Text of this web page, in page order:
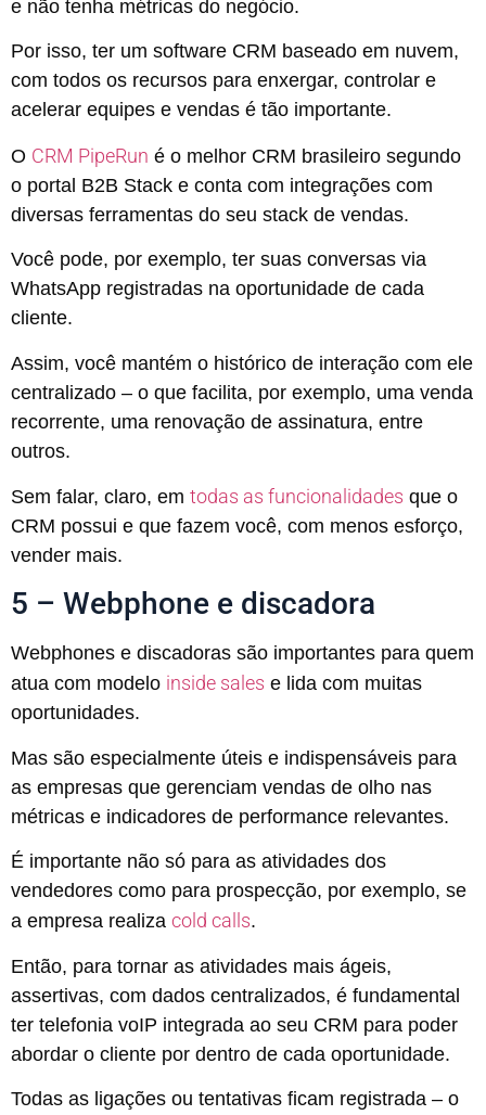
e não tenha métricas do negócio.
Por isso, ter um software CRM baseado em nuvem,
com todos os recursos para enxergar, controlar e
acelerar equipes e vendas é tão importante.
O CRM PipeRun é o melhor CRM brasileiro segundo
o portal B2B Stack e conta com integrações com
diversas ferramentas do seu stack de vendas.
Você pode, por exemplo, ter suas conversas via
WhatsApp registradas na oportunidade de cada
cliente.
Assim, você mantém o histórico de interação com ele
centralizado – o que facilita, por exemplo, uma venda
recorrente, uma renovação de assinatura, entre
outros.
Sem falar, claro, em todas as funcionalidades que o
CRM possui e que fazem você, com menos esforço,
vender mais.
5 – Webphone e discadora
Webphones e discadoras são importantes para quem
atua com modelo inside sales e lida com muitas
oportunidades.
Mas são especialmente úteis e indispensáveis para
as empresas que gerenciam vendas de olho nas
métricas e indicadores de performance relevantes.
É importante não só para as atividades dos
vendedores como para prospecção, por exemplo, se
a empresa realiza cold calls.
Então, para tornar as atividades mais ágeis,
assertivas, com dados centralizados, é fundamental
ter telefonia voIP integrada ao seu CRM para poder
abordar o cliente por dentro de cada oportunidade.
Todas as ligações ou tentativas ficam registrada – o